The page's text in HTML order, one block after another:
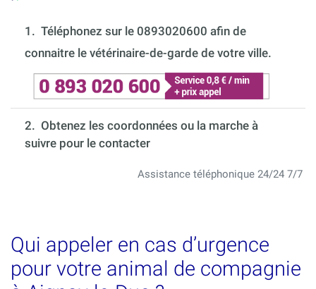
1. Téléphonez sur le 0893020600 afin de
connaitre le vétérinaire-de-garde de votre ville.
2. Obtenez les coordonnées ou la marche à
suivre pour le contacter
Assistance téléphonique 24/24 7/7
Qui appeler en cas d’urgence
pour votre animal de compagnie